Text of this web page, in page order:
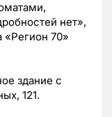
нет»,
«Регион 70»
здание с
121.